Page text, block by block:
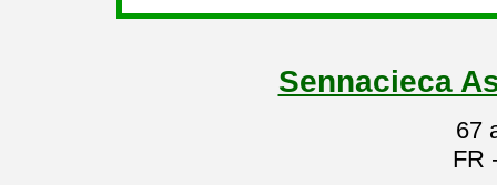
Sennacieca
67
FR